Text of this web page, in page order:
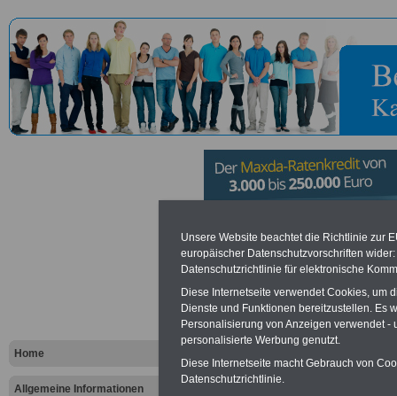
Home
Allgemeine Informationen
Vorteile für den öffentlichen
Vergleichen und sparen
Bausparen schon ab 16 Jahren
Berufsunfähigkeitsabsicherung
Online-Vergleich Gesetzliche
Krankenkassen
Unsere Website beachtet die Richtlinie zur
europäischer Datenschutzvorschriften
Datenschutzrichtlinie für elektronische
Diese Internetseite verwendet Cookies, um
Dienste und Funktionen bereitzustellen. Es
Personalisierung von Anzeigen verwendet
personalisierte Werbung genutzt.
Diese Internetseite macht Gebrauch von
Datenschutzrichtlinie.